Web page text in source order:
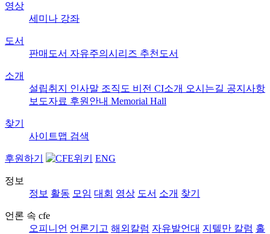
영상
세미나 강좌
도서
판매도서 자유주의시리즈 추천도서
소개
설립취지 인사말 조직도 비전 CI소개 오시는길 공지사항
보도자료 후원안내 Memorial Hall
찾기
사이트맵 검색
후원하기 ENG
정보
정보 활동 모임 대회 영상 도서 소개 찾기
언론 속 cfe
오피니언 언론기고 해외칼럼 자유발언대 지텔만 칼럼 홀